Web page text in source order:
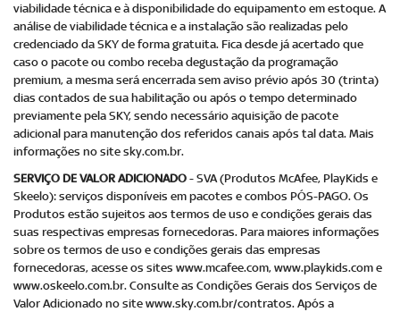
viabilidade técnica e à disponibilidade do equipamento em estoque. A
análise de viabilidade técnica e a instalação são realizadas pelo
credenciado da SKY de forma gratuita. Fica desde já acertado que
caso o pacote ou combo receba degustação da programação
premium, a mesma será encerrada sem aviso prévio após 30 (trinta)
dias contados de sua habilitação ou após o tempo determinado
previamente pela SKY, sendo necessário aquisição de pacote
adicional para manutenção dos referidos canais após tal data. Mais
informações no site sky.com.br.
SERVIÇO DE VALOR ADICIONADO - SVA (Produtos McAfee, PlayKids e
Skeelo): serviços disponíveis em pacotes e combos PÓS-PAGO. Os
Produtos estão sujeitos aos termos de uso e condições gerais das
suas respectivas empresas fornecedoras. Para maiores informações
sobre os termos de uso e condições gerais das empresas
fornecedoras, acesse os sites www.mcafee.com, www.playkids.com e
www.oskeelo.com.br. Consulte as Condições Gerais dos Serviços de
Valor Adicionado no site www.sky.com.br/contratos. Após a